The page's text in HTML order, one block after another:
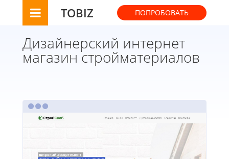
TOBIZ ПОПРОБОВАТЬ
Дизайнерский интернет
магазин стройматериалов